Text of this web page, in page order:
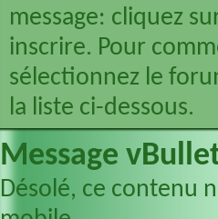
message: cliquez
inscrire. Pour
sélectionnez le
la liste ci-dessous.
Message
Désolé, ce contenu